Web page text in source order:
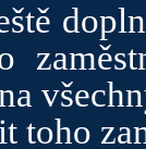
toho